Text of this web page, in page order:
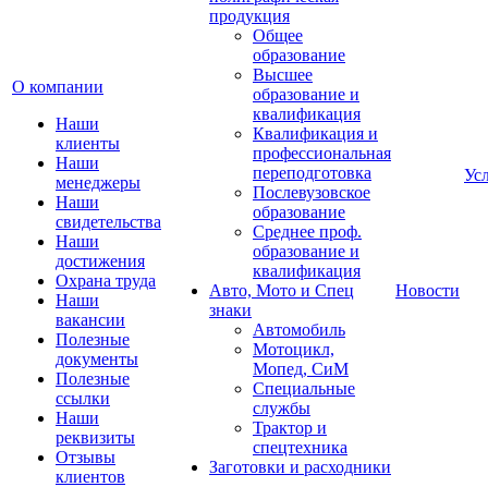
О компании
Наши
клиенты
Наши
менеджеры
Наши
свидетельства
Наши
достижения
Охрана труда
Наши
вакансии
Полезные
документы
Полезные
ссылки
Наши
реквизиты
Отзывы
клиентов
продукция
Общее
образование
Высшее
образование и
квалификация
Квалификация и
профессиональная
переподготовка
Послевузовское
образование
Среднее проф.
образование и
квалификация
Авто, Мото и Спец
знаки
Автомобиль
Мотоцикл,
Мопед, СиМ
Специальные
службы
Трактор и
спецтехника
Заготовки и расходники
Новости